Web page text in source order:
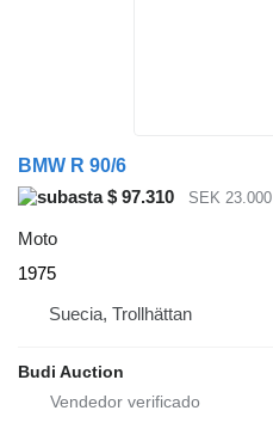
BMW R 90/6
$ 97.310
SEK 23.000
Moto
1975
Suecia, Trollhättan
Budi Auction